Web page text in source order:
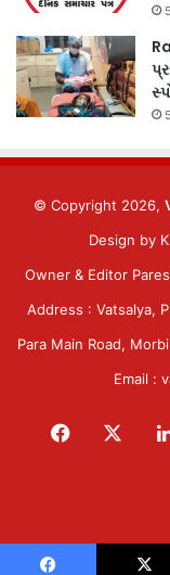
© Copyright 2026,
Design by
Owner & Editor
Address : Vatsalya,
Para Main Road,
Email :
Facebook